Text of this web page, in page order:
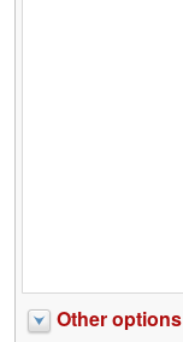
Other options